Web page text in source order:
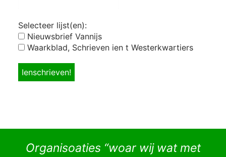
Selecteer lijst(en):
Nieuwsbrief Vannijs
Waarkblad, Schrieven ien t Westerkwartiers
Organisoaties “woar wij wat met